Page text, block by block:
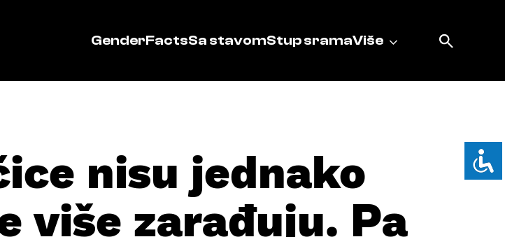
GenderFactsSa stavomStup sramaViše
nisu jednako
više zarađuju. Pa